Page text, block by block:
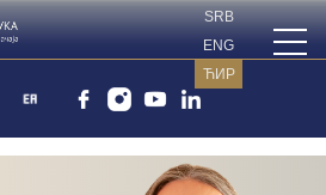
SRB
ENG
ЋИР